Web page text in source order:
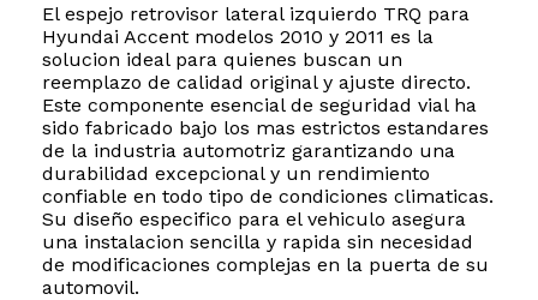
El espejo retrovisor lateral izquierdo TRQ para
Hyundai Accent modelos 2010 y 2011 es la
solucion ideal para quienes buscan un
reemplazo de calidad original y ajuste directo.
Este componente esencial de seguridad vial ha
sido fabricado bajo los mas estrictos estandares
de la industria automotriz garantizando una
durabilidad excepcional y un rendimiento
confiable en todo tipo de condiciones climaticas.
Su diseño especifico para el vehiculo asegura
una instalacion sencilla y rapida sin necesidad
de modificaciones complejas en la puerta de su
automovil.